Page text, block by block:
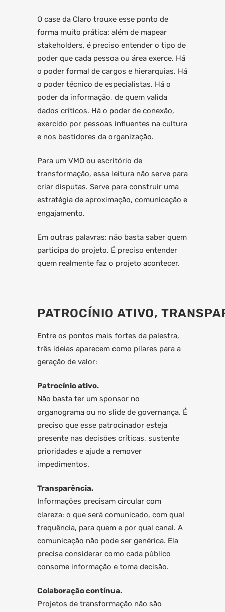
O case da Claro trouxe esse ponto de
forma muito prática: além de mapear
stakeholders, é preciso entender o tipo de
poder que cada pessoa ou área exerce. Há
o poder formal de cargos e hierarquias. Há
o poder técnico de especialistas. Há o
poder da informação, de quem valida
dados críticos. Há o poder de conexão,
exercido por pessoas influentes na cultura
e nos bastidores da organização.
Para um VMO ou escritório de
transformação, essa leitura não serve para
criar disputas. Serve para construir uma
estratégia de aproximação, comunicação e
engajamento.
Em outras palavras: não basta saber quem
participa do projeto. É preciso entender
quem realmente faz o projeto acontecer.
PATROCÍNIO ATIVO,
Entre os pontos mais fortes da palestra,
três ideias aparecem como pilares para a
geração de valor:
Patrocínio ativo.
Não basta ter um sponsor no
organograma ou no slide de governança. É
preciso que esse patrocinador esteja
presente nas decisões críticas, sustente
prioridades e ajude a remover
impedimentos.
Transparência.
Informações precisam circular com
clareza: o que será comunicado, com qual
frequência, para quem e por qual canal. A
comunicação não pode ser genérica. Ela
precisa considerar como cada público
consome informação e toma decisão.
Colaboração contínua.
Projetos de transformação não são